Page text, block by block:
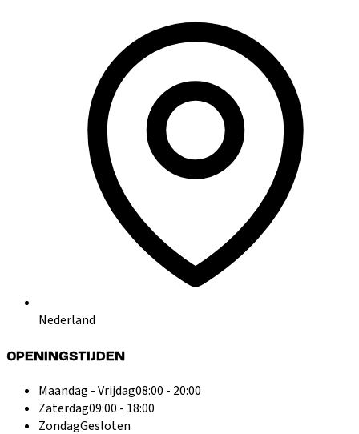
Nederland
OPENINGSTIJDEN
Maandag - Vrijdag08:00 - 20:00
Zaterdag09:00 - 18:00
ZondagGesloten